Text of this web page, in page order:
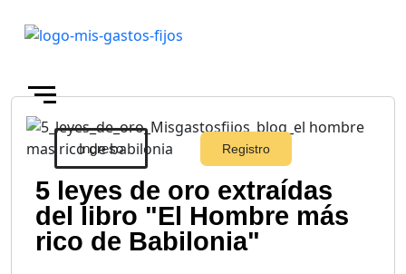
Ingreso Registro
Skip to main content
5 leyes de oro extraídas
del libro "El Hombre más
rico de Babilonia"